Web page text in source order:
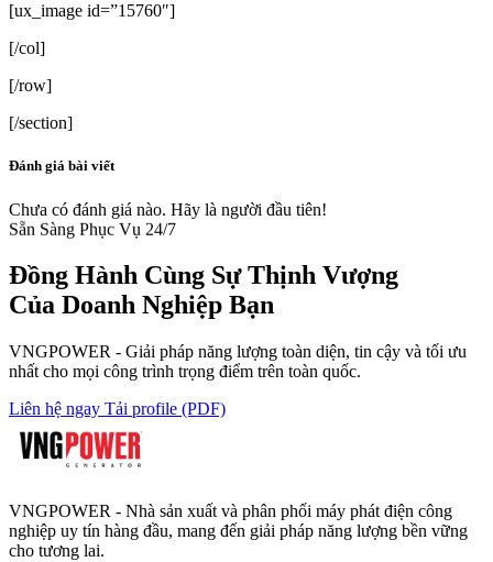
[ux_image id=”15760″]
[/col]
[/row]
[/section]
Đánh giá bài viết
Chưa có đánh giá nào. Hãy là người đầu tiên!
Sẵn Sàng Phục Vụ 24/7
Đồng Hành Cùng Sự Thịnh Vượng
Của Doanh Nghiệp Bạn
VNGPOWER - Giải pháp năng lượng toàn diện, tin cậy và tối ưu
nhất cho mọi công trình trọng điểm trên toàn quốc.
Liên hệ ngay Tải profile (PDF)
VNGPOWER - Nhà sản xuất và phân phối máy phát điện công
nghiệp uy tín hàng đầu, mang đến giải pháp năng lượng bền vững
cho tương lai.